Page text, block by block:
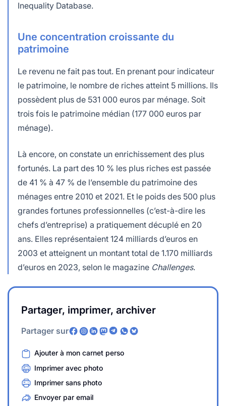
Inequality Database.
Une concentration croissante du
patrimoine
Le revenu ne fait pas tout. En prenant pour indicateur
le patrimoine, le nombre de riches atteint 5 millions. Ils
possèdent plus de 531 000 euros par ménage. Soit
trois fois le patrimoine médian (177 000 euros par
ménage).
Là encore, on constate un enrichissement des plus
fortunés. La part des 10 % les plus riches est passée
de 41 % à 47 % de l’ensemble du patrimoine des
ménages entre 2010 et 2021. Et le poids des 500 plus
grandes fortunes professionnelles (c’est-à-dire les
chefs d’entreprise) a pratiquement décuplé en 20
ans. Elles représentaient 124 milliards d’euros en
2003 et atteignent un montant total de 1.170 milliards
d’euros en 2023, selon le magazine Challenges.
Partager, imprimer, archiver
Partager sur
Ajouter à mon carnet perso
Imprimer avec photo
Imprimer sans photo
Envoyer par email